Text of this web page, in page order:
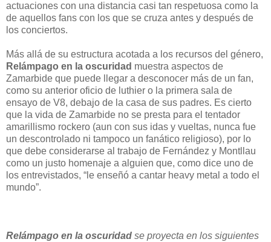
actuaciones con una distancia casi tan respetuosa como la
de aquellos fans con los que se cruza antes y después de
los conciertos.
Más allá de su estructura acotada a los recursos del género,
Relámpago en la oscuridad muestra aspectos de
Zamarbide que puede llegar a desconocer más de un fan,
como su anterior oficio de luthier o la primera sala de
ensayo de V8, debajo de la casa de sus padres. Es cierto
que la vida de Zamarbide no se presta para el tentador
amarillismo rockero (aun con sus idas y vueltas, nunca fue
un descontrolado ni tampoco un fanático religioso), por lo
que debe considerarse al trabajo de Fernández y Montllau
como un justo homenaje a alguien que, como dice uno de
los entrevistados, “le enseñó a cantar heavy metal a todo el
mundo”.
Relámpago en la oscuridad se proyecta en los siguientes